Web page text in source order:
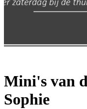
Mini's van
Sophie